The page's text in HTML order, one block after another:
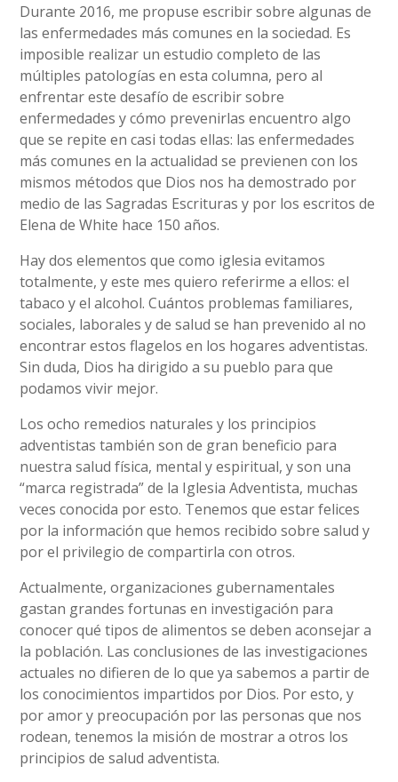
Durante 2016, me propuse escribir sobre algunas de
las enfermedades más comunes en la sociedad. Es
imposible realizar un estudio completo de las
múltiples patologías en esta columna, pero al
enfrentar este desafío de escribir sobre
enfermedades y cómo prevenirlas encuentro algo
que se repite en casi todas ellas: las enfermedades
más comunes en la actualidad se previenen con los
mismos métodos que Dios nos ha demostrado por
medio de las Sagradas Escrituras y por los escritos de
Elena de White hace 150 años.
Hay dos elementos que como iglesia evitamos
totalmente, y este mes quiero referirme a ellos: el
tabaco y el alcohol. Cuántos problemas familiares,
sociales, laborales y de salud se han prevenido al no
encontrar estos flagelos en los hogares adventistas.
Sin duda, Dios ha dirigido a su pueblo para que
podamos vivir mejor.
Los ocho remedios naturales y los principios
adventistas también son de gran beneficio para
nuestra salud física, mental y espiritual, y son una
“marca registrada” de la Iglesia Adventista, muchas
veces conocida por esto. Tenemos que estar felices
por la información que hemos recibido sobre salud y
por el privilegio de compartirla con otros.
Actualmente, organizaciones gubernamentales
gastan grandes fortunas en investigación para
conocer qué tipos de alimentos se deben aconsejar a
la población. Las conclusiones de las investigaciones
actuales no difieren de lo que ya sabemos a partir de
los conocimientos impartidos por Dios. Por esto, y
por amor y preocupación por las personas que nos
rodean, tenemos la misión de mostrar a otros los
principios de salud adventista.